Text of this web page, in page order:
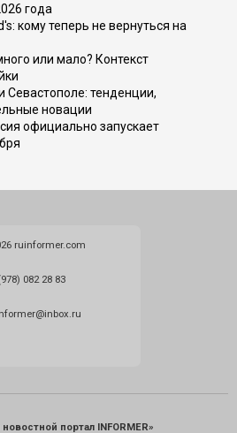
года
кому теперь не вернуться на
или мало? Контекст
Севастополе: тенденции,
новации
официально запускает
ruinformer.com
082 28 83
портал INFORMER»